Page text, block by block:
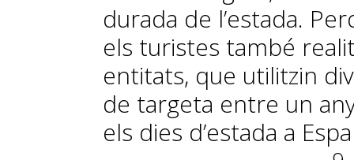
durada de l’estada.
els turistes també
entitats, que utilitzin
de targeta entre un
els dies d’estada a